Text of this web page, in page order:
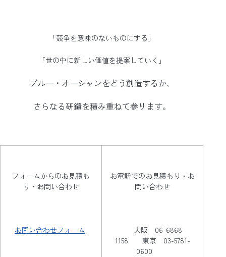
「競争を意味のないものにする」
「世の中に新しい価値を提案していく」
ブルー・オーシャンをどう創造するか、
さらなる研鑽を積み重ねて参ります。
フォームからのお見積も
り・お問い合わせ
お問い合わせフォーム
お電話でのお見積もり・お
問い合わせ
大阪 06-6868-
1158 東京 03-5781-
0600